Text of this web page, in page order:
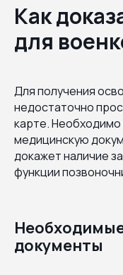
Как
для
Для получения
недостаточно
карте.
медицинскую
докажет наличие
функции
документы